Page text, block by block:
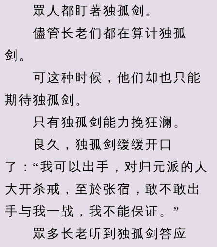
眾人都盯著独孤剑。
儘管长老们都在算计独孤
剑。
可这种时候，他们却也只能
期待独孤剑。
只有独孤剑能力挽狂澜。
良久，独孤剑缓缓开口
了：“我可以出手，对归元派的人
大开杀戒，至於张宿，敢不敢出
手与我一战，我不能保证。”
眾多长老听到独孤剑答应